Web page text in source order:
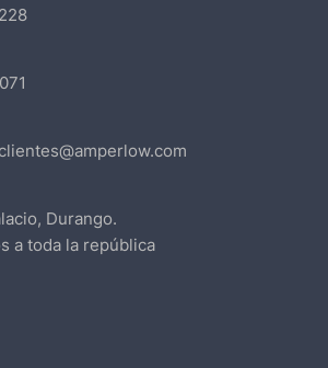
Durango.
a toda la república